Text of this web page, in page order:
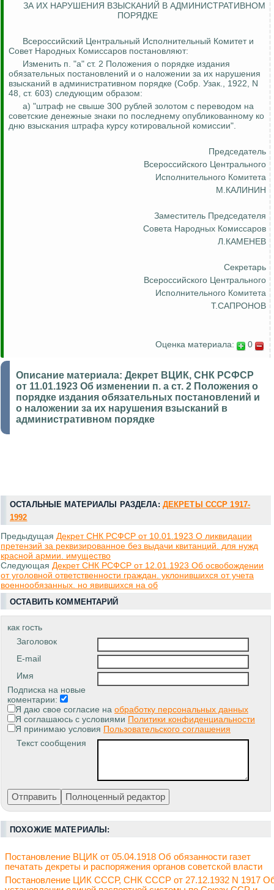
ЗА ИХ НАРУШЕНИЯ ВЗЫСКАНИЙ В АДМИНИСТРАТИВНОМ
ПОРЯДКЕ
Всероссийский Центральный Исполнительный Комитет и
Совет Народных Комиссаров постановляют:
Изменить п. "а" ст. 2 Положения о порядке издания
обязательных постановлений и о наложении за их нарушения
взысканий в административном порядке (Собр. Узак., 1922, N
48, ст. 603) следующим образом:
а) "штраф не свыше 300 рублей золотом с переводом на
советские денежные знаки по последнему опубликованному ко
дню взыскания штрафа курсу котировальной комиссии".
Председатель
Всероссийского Центрального
Исполнительного Комитета
М.КАЛИНИН
Заместитель Председателя
Совета Народных Комиссаров
Л.КАМЕНЕВ
Секретарь
Всероссийского Центрального
Исполнительного Комитета
Т.САПРОНОВ
Оценка материала: 0
Описание материала: Декрет ВЦИК, СНК РСФСР
от 11.01.1923 Об изменении п. а ст. 2 Положения о
порядке издания обязательных постановлений и
о наложении за их нарушения взысканий в
административном порядке
ОСТАЛЬНЫЕ МАТЕРИАЛЫ РАЗДЕЛА: ДЕКРЕТЫ СССР 1917-
1992
Предыдущая Декрет СНК РСФСР от 10.01.1923 О ликвидации
претензий за реквизированное без выдачи квитанций. для нужд
красной армии. имущество
Следующая Декрет СНК РСФСР от 12.01.1923 Об освобождении
от уголовной ответственности граждан. уклонившихся от учета
военнообязанных. но явившихся на об
ОСТАВИТЬ КОММЕНТАРИЙ
как гость
Заголовок
E-mail
Имя
Подписка на новые
коментарии:
Я даю свое согласие на обработку персональных данных
Я соглашаюсь с условиями Политики конфиденциальности
Я принимаю условия Пользовательского соглашения
Текст сообщения
ПОХОЖИЕ МАТЕРИАЛЫ:
Постановление ВЦИК от 05.04.1918 Об обязанности газет
печатать декреты и распоряжения органов советской власти
Постановление ЦИК СССР, СНК СССР от 27.12.1932 N 1917